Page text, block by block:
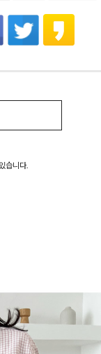
습니다.